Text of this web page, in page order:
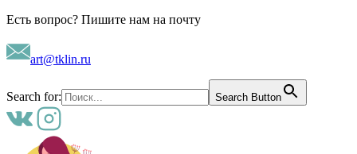
Skip
content
Есть вопрос? Пишите нам на почту
art@tklin.ru
Search for: Search Button